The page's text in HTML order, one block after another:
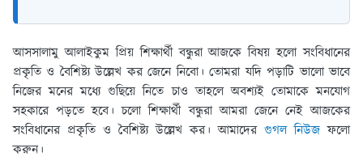
আসসালামু আলাইকুম প্রিয় শিক্ষার্থী বন্ধুরা আজকে বিষয় হলো সংবিধানের
প্রকৃতি ও বৈশিষ্ট্য উল্লেখ কর জেনে নিবো। তোমরা যদি পড়াটি ভালো ভাবে
নিজের মনের মধ্যে গুছিয়ে নিতে চাও তাহলে অবশ্যই তোমাকে মনযোগ
সহকারে পড়তে হবে। চলো শিক্ষার্থী বন্ধুরা আমরা জেনে নেই আজকের
সংবিধানের প্রকৃতি ও বৈশিষ্ট্য উল্লেখ কর। আমাদের গুগল নিউজ ফলো
করুন।